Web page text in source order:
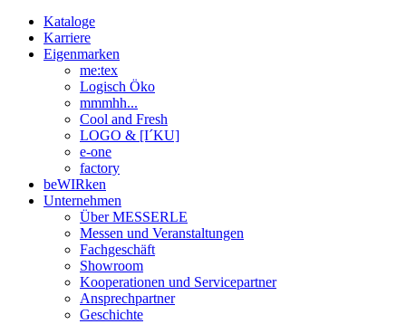
Kataloge
Karriere
Eigenmarken
me:tex
Logisch Öko
mmmhh...
Cool and Fresh
LOGO & [I´KU]
e-one
factory
beWIRken
Unternehmen
Über MESSERLE
Messen und Veranstaltungen
Fachgeschäft
Showroom
Kooperationen und Servicepartner
Ansprechpartner
Geschichte